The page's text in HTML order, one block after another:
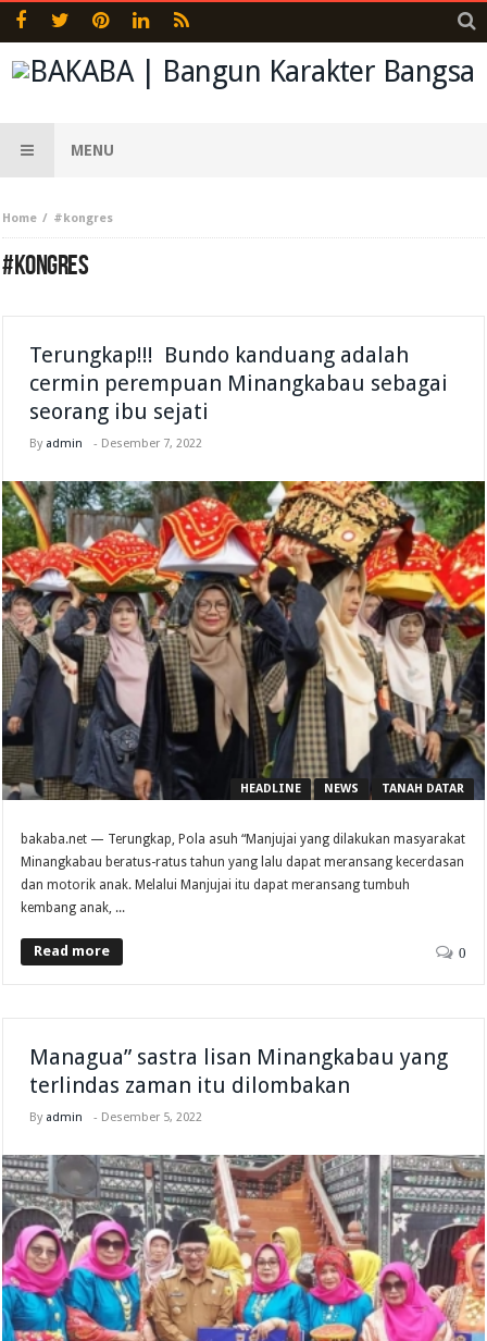
MENU
Home #kongres
#KONGRES
Terungkap!!! Bundo kanduang adalah
cermin perempuan Minangkabau sebagai
seorang ibu sejati
By admin - Desember 7, 2022
HEADLINE NEWS TANAH DATAR
bakaba.net — Terungkap, Pola asuh “Manjujai yang dilakukan masyarakat
Minangkabau beratus-ratus tahun yang lalu dapat meransang kecerdasan
dan motorik anak. Melalui Manjujai itu dapat meransang tumbuh
kembang anak, ...
Read more 0
Managua” sastra lisan Minangkabau yang
terlindas zaman itu dilombakan
By admin - Desember 5, 2022